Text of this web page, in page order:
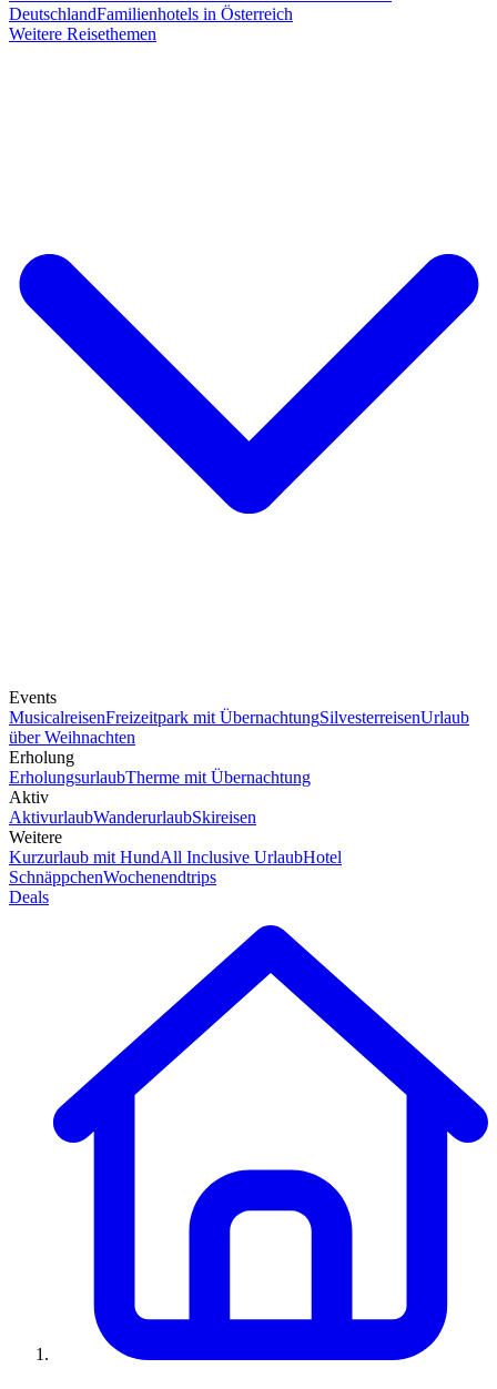
DeutschlandFamilienhotels in Österreich
Weitere Reisethemen
Events
MusicalreisenFreizeitpark mit ÜbernachtungSilvesterreisenUrlaub
über Weihnachten
Erholung
ErholungsurlaubTherme mit Übernachtung
Aktiv
AktivurlaubWanderurlaubSkireisen
Weitere
Kurzurlaub mit HundAll Inclusive UrlaubHotel
SchnäppchenWochenendtrips
Deals